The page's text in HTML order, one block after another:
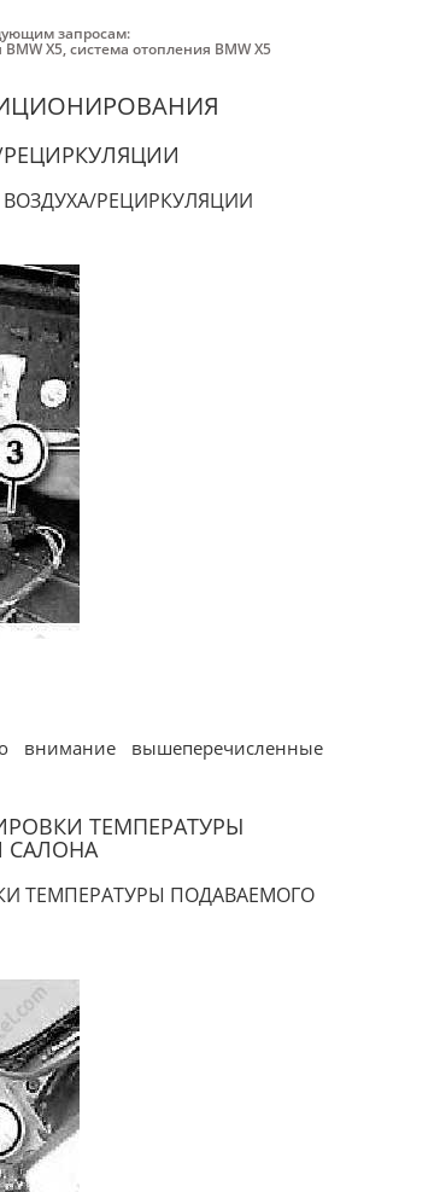
запросам:
X5,система отопления BMW X5
РЕЦИРКУЛЯЦИИ
внимание вышеперечисленные
ТЕМПЕРАТУРЫ
САЛОНА
ТЕМПЕРАТУРЫ ПОДАВАЕМОГО